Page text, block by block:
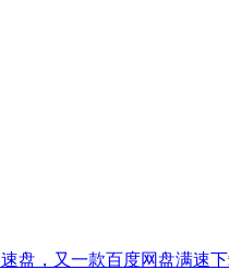
速盘，又一款百度网盘满速